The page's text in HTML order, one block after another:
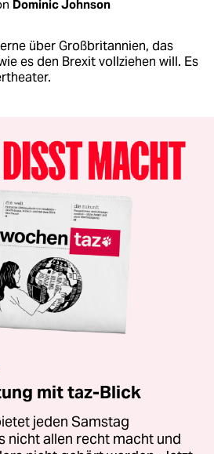
Dominic Johnson
über Großbritannien, das
es den Brexit vollziehen will. Es
mit taz-Blick
jeden Samstag
nicht allen recht macht und